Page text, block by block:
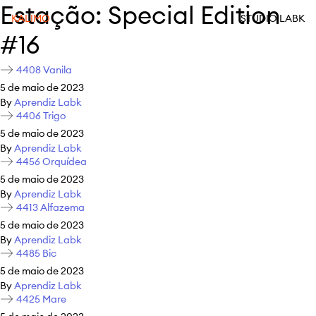
KALIMO STUDIO LABK
Estação: Special Edition
#16
4408 Vanila
5 de maio de 2023
ByAprendiz Labk
4406 Trigo
5 de maio de 2023
ByAprendiz Labk
4456 Orquídea
5 de maio de 2023
ByAprendiz Labk
4413 Alfazema
5 de maio de 2023
ByAprendiz Labk
4485 Bic
5 de maio de 2023
ByAprendiz Labk
4425 Mare